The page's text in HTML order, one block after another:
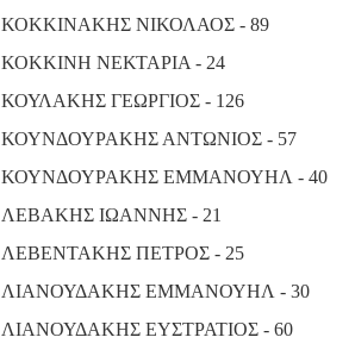
ΚΟΚΚΙΝΑΚΗΣ ΝΙΚΟΛΑΟΣ - 89
ΚΟΚΚΙΝΗ ΝΕΚΤΑΡΙΑ - 24
ΚΟΥΛΑΚΗΣ ΓΕΩΡΓΙΟΣ - 126
ΚΟΥΝΔΟΥΡΑΚΗΣ ΑΝΤΩΝΙΟΣ - 57
ΚΟΥΝΔΟΥΡΑΚΗΣ ΕΜΜΑΝΟΥΗΛ - 40
ΛΕΒΑΚΗΣ ΙΩΑΝΝΗΣ - 21
ΛΕΒΕΝΤΑΚΗΣ ΠΕΤΡΟΣ - 25
ΛΙΑΝΟΥΔΑΚΗΣ ΕΜΜΑΝΟΥΗΛ - 30
ΛΙΑΝΟΥΔΑΚΗΣ ΕΥΣΤΡΑΤΙΟΣ - 60